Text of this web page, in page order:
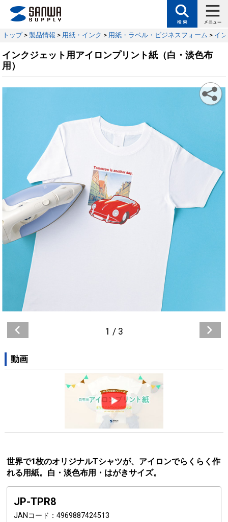
トップ> 製品情報 > 用紙・インク > 用紙・ラベル・ビジネスフォーム > イ
インクジェット用アイロンプリント紙（白・淡色布
用）
1 / 3
動画
世界で1枚のオリジナルTシャツが、アイロンでらくらく作
れる用紙。白・淡色布用・はがきサイズ。
JP-TPR8
JANコード
4969887424513